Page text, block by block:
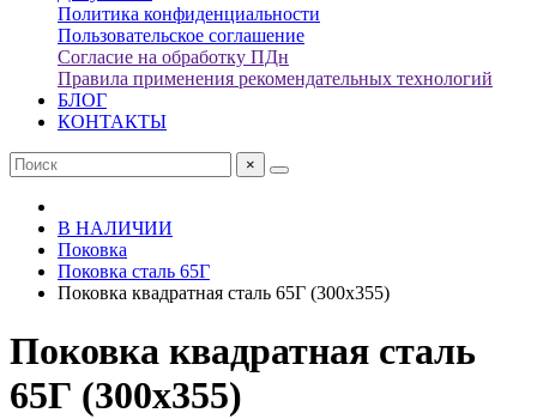
Политика конфиденциальности
Пользовательское соглашение
Согласие на обработку ПДн
Правила применения рекомендательных технологий
БЛОГ
КОНТАКТЫ
×
В НАЛИЧИИ
Поковка
Поковка сталь 65Г
Поковка квадратная сталь 65Г (300х355)
Поковка квадратная сталь
65Г (300х355)